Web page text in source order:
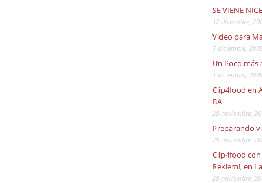
SE VIENE
12 diciembre,
Video para
7 diciembre,
Un Poco más
1 diciembre,
Clip4food en
BA
29 noviembre,
Preparando
29 noviembre,
Clip4food
Rekiem!, en
29 noviembre,